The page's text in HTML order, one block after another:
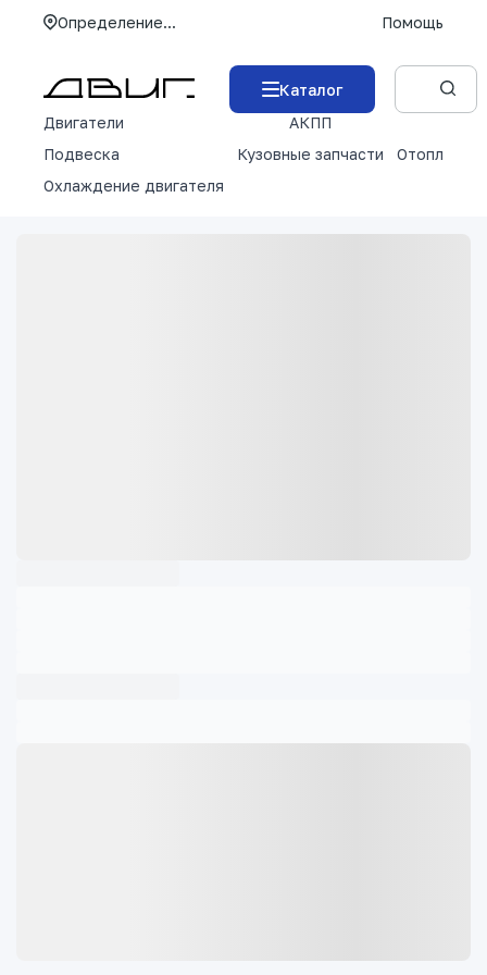
Определение... Помощь
Каталог
Двигатели
АКПП
Подвеска
Кузовные запчасти
Отопление
Охлаждение двигателя